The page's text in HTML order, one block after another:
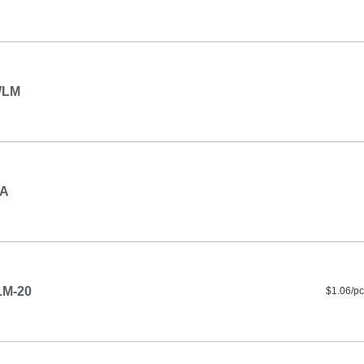
20 $1.06/